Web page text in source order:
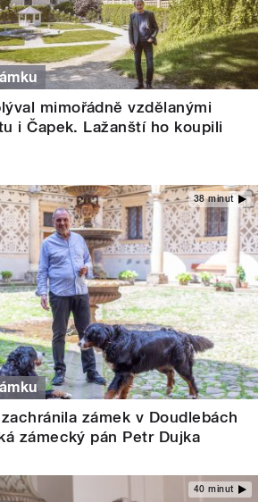
mimořádně vzdělanými
i Čapek. Lažanští ho koupili
38 minut
zámek v Doudlebách
zámecký pán Petr Dujka
40 minut